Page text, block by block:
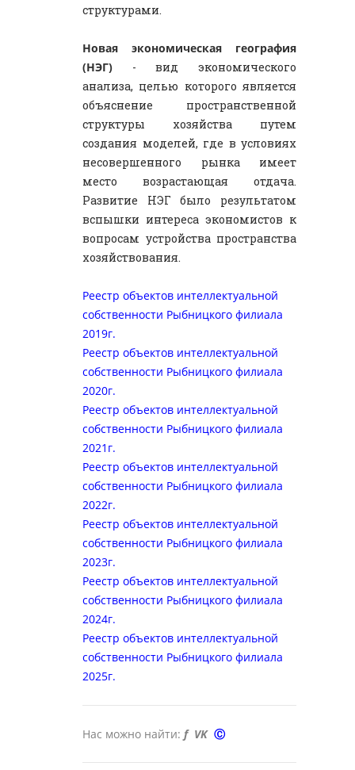
структурами.
Новая экономическая география
(НЭГ) - вид экономического
анализа, целью которого является
объяснение пространственной
структуры хозяйства путем
создания моделей, где в условиях
несовершенного рынка имеет
место возрастающая отдача.
Развитие НЭГ было результатом
вспышки интереса экономистов к
вопросам устройства пространства
хозяйствования.
Реестр объектов интеллектуальной
собственности Рыбницкого филиала
2019г.
Реестр объектов интеллектуальной
собственности Рыбницкого филиала
2020г.
Реестр объектов интеллектуальной
собственности Рыбницкого филиала
2021г.
Реестр объектов интеллектуальной
собственности Рыбницкого филиала
2022г.
Реестр объектов интеллектуальной
собственности Рыбницкого филиала
2023г.
Реестр объектов интеллектуальной
собственности Рыбницкого филиала
2024г.
Реестр объектов интеллектуальной
собственности Рыбницкого филиала
2025г.
Нас можно найти: f VK Ⓒ